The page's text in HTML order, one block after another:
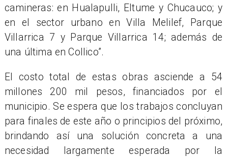
camineras: en Hualapulli, Eltume y Chucauco; y
en el sector urbano en Villa Melilef, Parque
Villarrica 7 y Parque Villarrica 14; además de
una última en Collico”.
El costo total de estas obras asciende a 54
millones 200 mil pesos, financiados por el
municipio. Se espera que los trabajos concluyan
para finales de este año o principios del próximo,
brindando así una solución concreta a una
necesidad largamente esperada por la